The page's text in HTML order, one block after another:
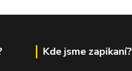
Kde jsme zapikaní?